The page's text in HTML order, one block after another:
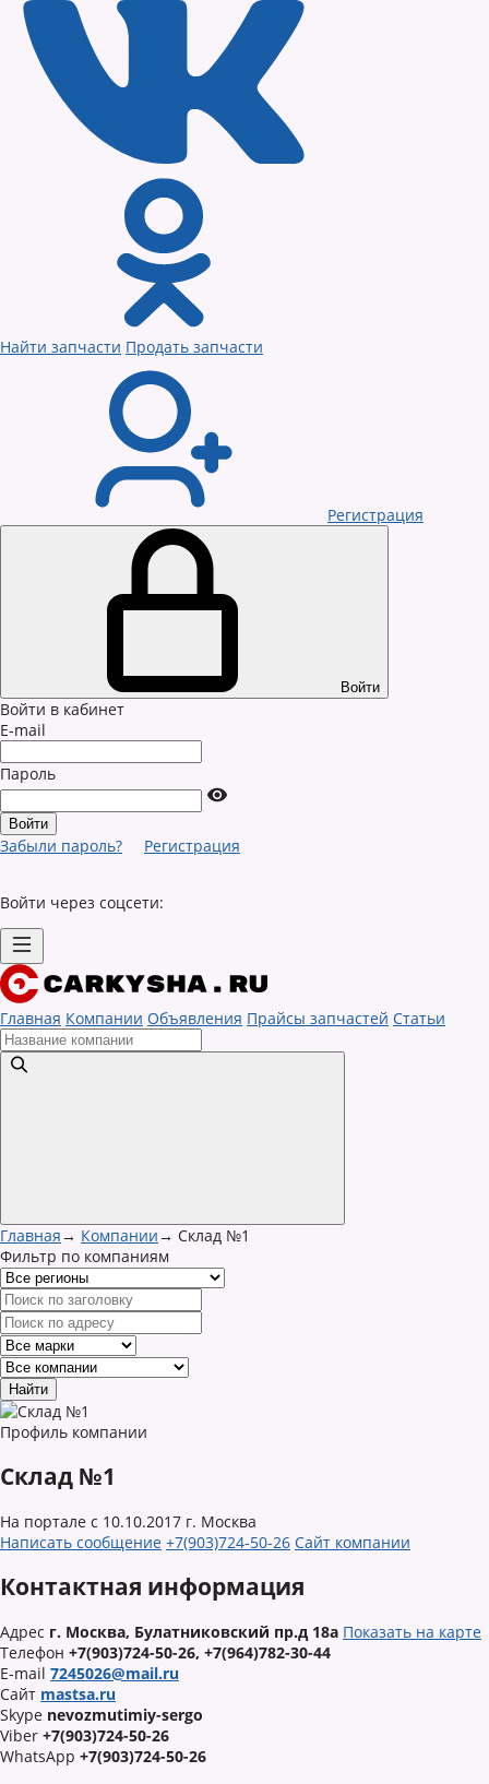
Найти запчасти Продать запчасти
Регистрация
Войти
Войти в кабинет
E-mail
Пароль
Забыли пароль? Регистрация
Войти через соцсети:
Главная Компании Объявления Прайсы запчастей Статьи
Главная→ Компании→ Склад №1
Фильтр по компаниям
Профиль компании
Склад №1
На портале с 10.10.2017 г. Москва
Написать сообщение +7(903)724-50-26 Сайт компании
Контактная информация
Адрес г. Москва, Булатниковский пр.д 18а Показать на карте
Телефон +7(903)724-50-26, +7(964)782-30-44
E-mail 7245026@mail.ru
Сайт mastsa.ru
Skype nevozmutimiy-sergo
Viber +7(903)724-50-26
WhatsApp +7(903)724-50-26